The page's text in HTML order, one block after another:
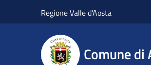
Regione Valle d'Aosta
Comune di